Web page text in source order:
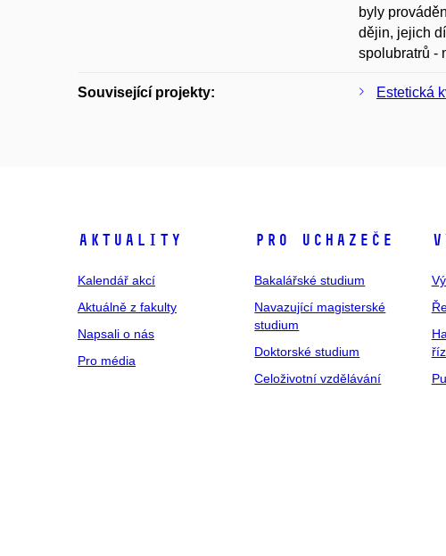
byly
dějin, jejich
spolubratrů -
Související projekty: Estetická
Aktuality
Kalendář akcí
Aktuálně z fakulty
Napsali o nás
Pro média
Pro uchazeče
Bakalářské studium
Navazující magisterské
studium
Doktorské studium
Celoživotní vzdělávání